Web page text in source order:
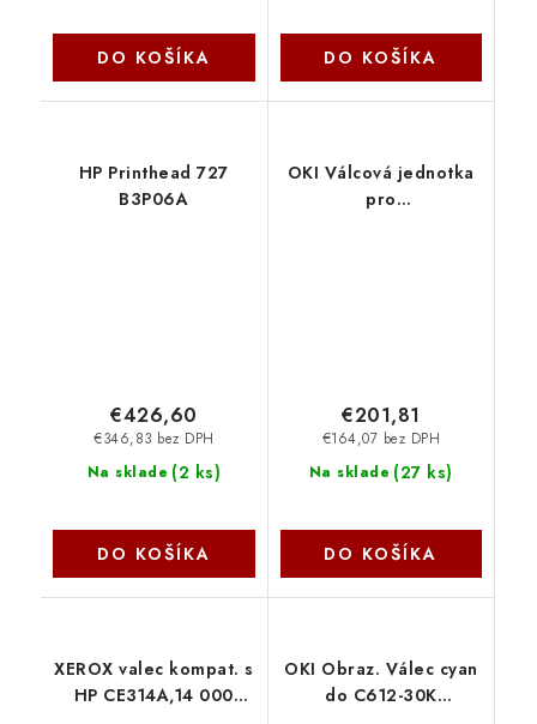
DO KOŠÍKA DO KOŠÍKA
HP Printhead 727
B3P06A
Na sklade (2 ks)
€346,83 bez DPH
€426,60
DO KOŠÍKA
OKI Válcová jednotka
pro
Na sklade (27 ks)
€164,07 bez DPH
€201,81
DO KOŠÍKA
XEROX valec kompat. s
HP CE314A,14 000
OKI Obraz. Válec cyan
do C612-30K